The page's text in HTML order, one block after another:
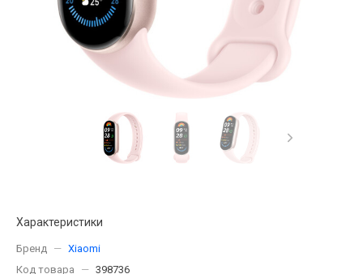
Характеристики
Бренд — Xiaomi
Код товара
— 398736